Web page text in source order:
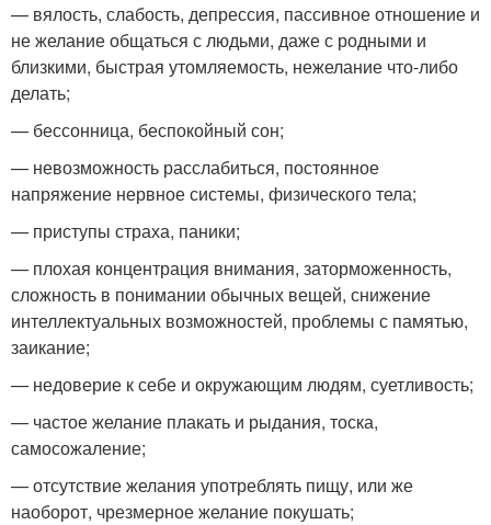
— вялость, слабость, депрессия, пассивное отношение и
не желание общаться с людьми, даже с родными и
близкими, быстрая утомляемость, нежелание что-либо
делать;
— бессонница, беспокойный сон;
— невозможность расслабиться, постоянное
напряжение нервное системы, физического тела;
— приступы страха, паники;
— плохая концентрация внимания, заторможенность,
сложность в понимании обычных вещей, снижение
интеллектуальных возможностей, проблемы с памятью,
заикание;
— недоверие к себе и окружающим людям, суетливость;
— частое желание плакать и рыдания, тоска,
самосожаление;
— отсутствие желания употреблять пищу, или же
наоборот, чрезмерное желание покушать;